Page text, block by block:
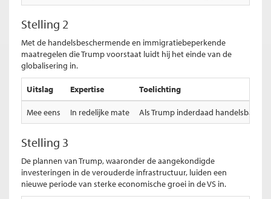
Stelling 2
Met de handelsbeschermende en immigratiebeperkende
maatregelen die Trump voorstaat luidt hij het einde van de
globalisering in.
Uitslag Expertise Toelichting
Mee eens In redelijke mate Als Trump inderdaad
Stelling 3
De plannen van Trump, waaronder de aangekondigde
investeringen in de verouderde infrastructuur, luiden een
nieuwe periode van sterke economische groei in de VS in.